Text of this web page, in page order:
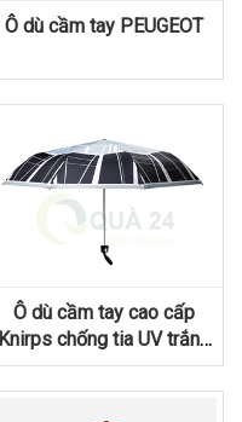
Ô dù cầm tay PEUGEOT
Ô dù cầm tay cao cấp
Knirps chống tia UV trắng
đen